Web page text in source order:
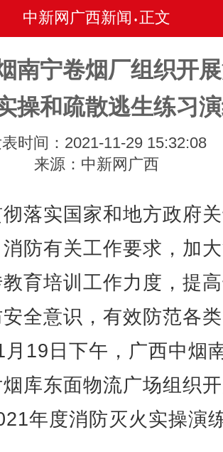
中新网广西新闻 • 正文
南宁卷烟厂组织开
操和疏散逃生练习
时间：2021-11-29 15:32:08
来源：中新网广西
实国家和地方政府
防有关工作要求，加
育培训工作力度，提
全意识，有效防范各
月19日下午，广西中烟
库东面物流广场组织
年度消防灭火实操演